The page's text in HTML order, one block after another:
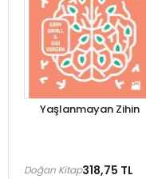
Yaşlanmayan Zihin
318,75 TL
Doğan Kitap